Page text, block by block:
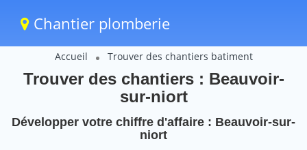
Chantier plomberie
Accueil Trouver des chantiers batiment
Trouver des chantiers : Beauvoir-
sur-niort
Développer votre chiffre d'affaire : Beauvoir-sur-
niort